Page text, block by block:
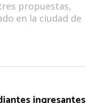
propuestas,
en la ciudad de